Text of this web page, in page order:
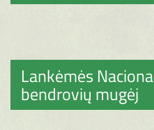
Lankėmės
bendrovių mugėj